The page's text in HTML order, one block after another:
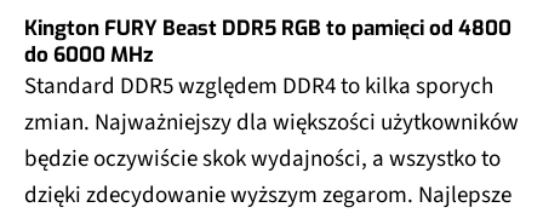
Kington FURY Beast DDR5 RGB to pamięci od 4800
do 6000 MHz
Standard DDR5 względem DDR4 to kilka sporych
zmian. Najważniejszy dla większości użytkowników
będzie oczywiście skok wydajności, a wszystko to
dzięki zdecydowanie wyższym zegarom. Najlepsze